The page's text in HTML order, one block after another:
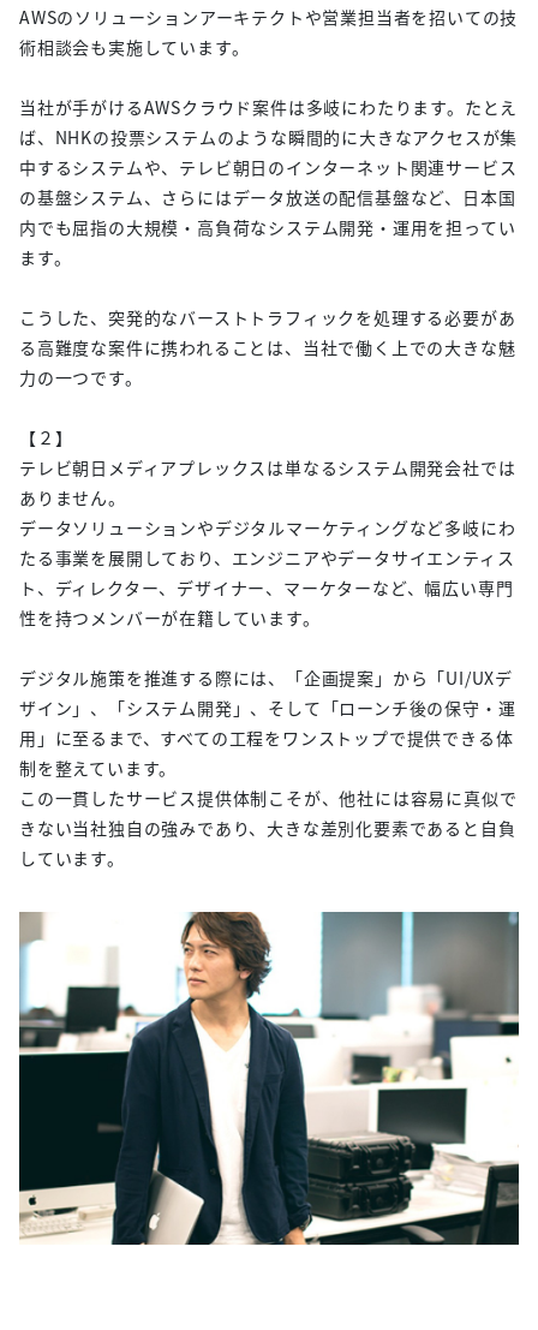
AWSのソリューションアーキテクトや営業担当者を招いての技
術相談会も実施しています。
当社が手がけるAWSクラウド案件は多岐にわたります。たとえ
ば、NHKの投票システムのような瞬間的に大きなアクセスが集
中するシステムや、テレビ朝日のインターネット関連サービス
の基盤システム、さらにはデータ放送の配信基盤など、日本国
内でも屈指の大規模・高負荷なシステム開発・運用を担ってい
ます。
こうした、突発的なバーストトラフィックを処理する必要があ
る高難度な案件に携われることは、当社で働く上での大きな魅
力の一つです。
【２】
テレビ朝日メディアプレックスは単なるシステム開発会社では
ありません。
データソリューションやデジタルマーケティングなど多岐にわ
たる事業を展開しており、エンジニアやデータサイエンティス
ト、ディレクター、デザイナー、マーケターなど、幅広い専門
性を持つメンバーが在籍しています。
デジタル施策を推進する際には、「企画提案」から「UI/UXデ
ザイン」、「システム開発」、そして「ローンチ後の保守・運
用」に至るまで、すべての工程をワンストップで提供できる体
制を整えています。
この一貫したサービス提供体制こそが、他社には容易に真似で
きない当社独自の強みであり、大きな差別化要素であると自負
しています。